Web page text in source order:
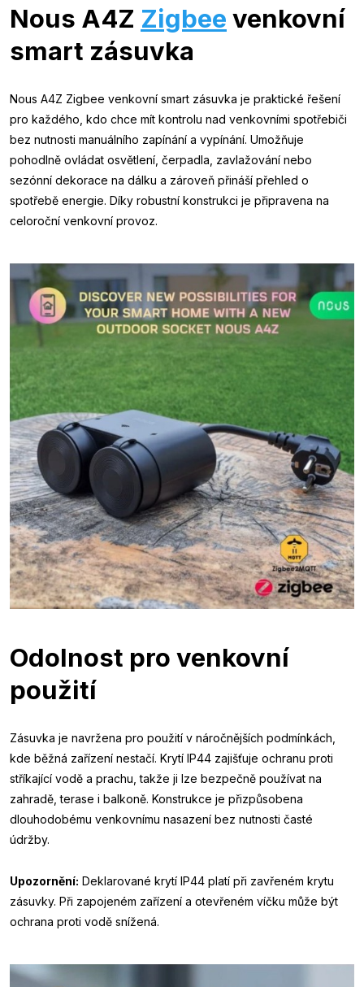
Nous A4Z Zigbee venkovní
smart zásuvka
Nous A4Z Zigbee venkovní smart zásuvka je praktické řešení
pro každého, kdo chce mít kontrolu nad venkovními spotřebiči
bez nutnosti manuálního zapínání a vypínání. Umožňuje
pohodlně ovládat osvětlení, čerpadla, zavlažování nebo
sezónní dekorace na dálku a zároveň přináší přehled o
spotřebě energie. Díky robustní konstrukci je připravena na
celoroční venkovní provoz.
Odolnost pro venkovní
použití
Zásuvka je navržena pro použití v náročnějších podmínkách,
kde běžná zařízení nestačí. Krytí IP44 zajišťuje ochranu proti
stříkající vodě a prachu, takže ji lze bezpečně používat na
zahradě, terase i balkoně. Konstrukce je přizpůsobena
dlouhodobému venkovnímu nasazení bez nutnosti časté
údržby.
Upozornění: Deklarované krytí IP44 platí při zavřeném krytu
zásuvky. Při zapojeném zařízení a otevřeném víčku může být
ochrana proti vodě snížená.